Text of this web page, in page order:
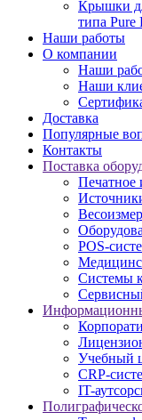
Крышки
типа Pure
Наши работы
О компании
Наши
Наши
Доставка
Популярные
Контакты
Поставка
Печатное
POS-
Системы
Учебный
CRP-
IT-